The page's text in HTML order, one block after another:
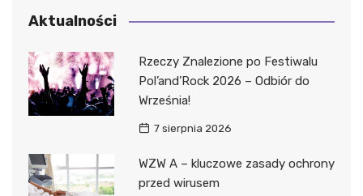
Aktualności
Rzeczy Znalezione po Festiwalu
Pol’and’Rock 2026 – Odbiór do
Września!
7 sierpnia 2026
WZW A – kluczowe zasady ochrony
przed wirusem